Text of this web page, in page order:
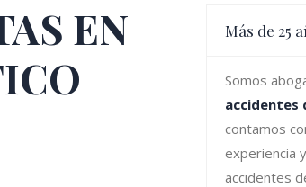
EN
Más de 25
Somos
accidentes
contamos
experiencia
accidentes